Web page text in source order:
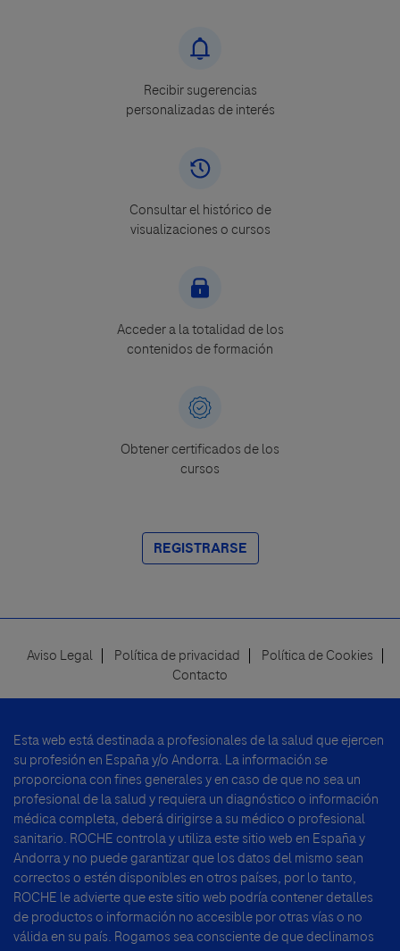
Recibir sugerencias
personalizadas de interés
Consultar el histórico de
visualizaciones o cursos
Acceder a la totalidad de los
contenidos de formación
Obtener certificados de los
cursos
REGISTRARSE
Aviso Legal Política de privacidad
Política de Cookies
Contacto
Esta web está destinada a profesionales de la salud que ejercen
su profesión en España y/o Andorra. La información se
proporciona con fines generales y en caso de que no sea un
profesional de la salud y requiera un diagnóstico o información
médica completa, deberá dirigirse a su médico o profesional
sanitario. ROCHE controla y utiliza este sitio web en España y
Andorra y no puede garantizar que los datos del mismo sean
correctos o estén disponibles en otros países, por lo tanto,
ROCHE le advierte que este sitio web podría contener detalles
de productos o información no accesible por otras vías o no
válida en su país. Rogamos sea consciente de que declinamos